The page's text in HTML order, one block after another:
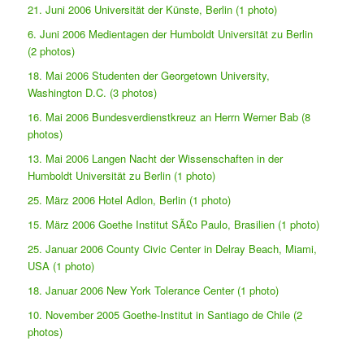
21. Juni 2006 Universität der Künste, Berlin (1 photo)
6. Juni 2006 Medientagen der Humboldt Universität zu Berlin
(2 photos)
18. Mai 2006 Studenten der Georgetown University,
Washington D.C. (3 photos)
16. Mai 2006 Bundesverdienstkreuz an Herrn Werner Bab (8
photos)
13. Mai 2006 Langen Nacht der Wissenschaften in der
Humboldt Universität zu Berlin (1 photo)
25. März 2006 Hotel Adlon, Berlin (1 photo)
15. März 2006 Goethe Institut SÃ£o Paulo, Brasilien (1 photo)
25. Januar 2006 County Civic Center in Delray Beach, Miami,
USA (1 photo)
18. Januar 2006 New York Tolerance Center (1 photo)
10. November 2005 Goethe-Institut in Santiago de Chile (2
photos)